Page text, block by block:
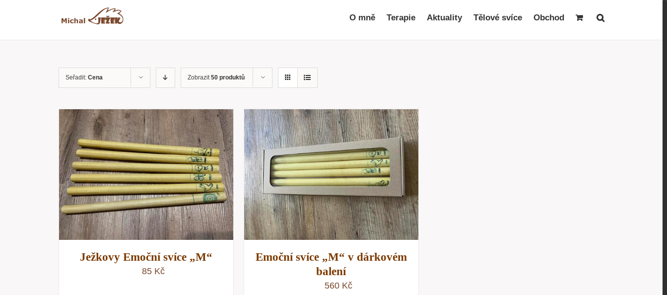
O mně Terapie Aktuality Tělové svíce Obchod
Seřadit: Cena Zobrazit50 produktů
Ježkovy Emoční svíce „M“
85 Kč
PŘIDAT DO KOŠÍKU /
RYCHLÝ
NÁHLED
Emoční svíce „M“ v dárkovém
balení
560 Kč